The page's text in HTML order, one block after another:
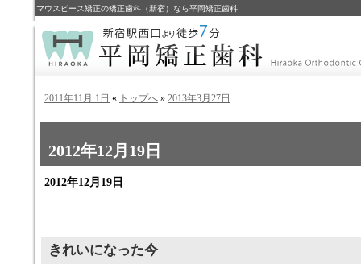
2012年12月19日
マウスピース矯正の矯正歯科（新宿）なら平岡矯正歯科
2011年11月 1日 « トップへ » 2013年3月27日
2012年12月19日
きれいになった今